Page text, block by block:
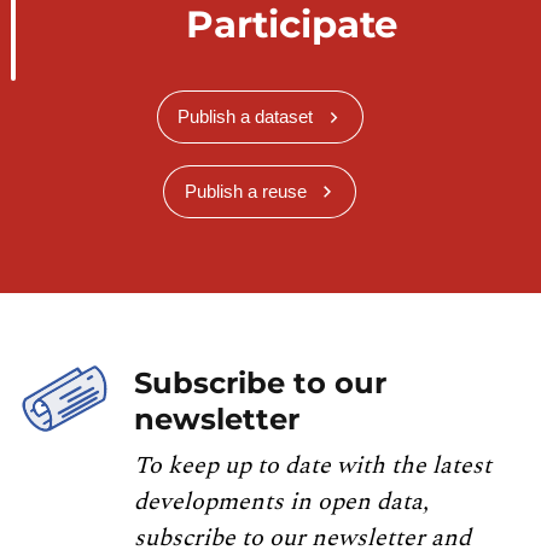
Participate
Publish a dataset
Publish a reuse
Subscribe to our
newsletter
To keep up to date with the latest
developments in open data,
subscribe to our newsletter and